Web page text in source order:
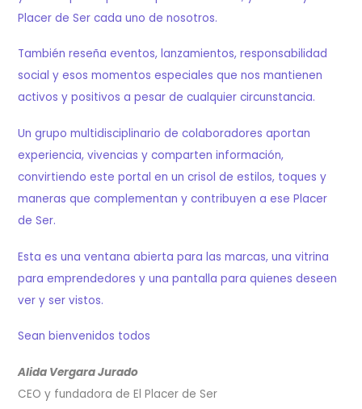
Placer de Ser cada uno de nosotros.
También reseña eventos, lanzamientos, responsabilidad
social y esos momentos especiales que nos mantienen
activos y positivos a pesar de cualquier circunstancia.
Un grupo multidisciplinario de colaboradores aportan
experiencia, vivencias y comparten información,
convirtiendo este portal en un crisol de estilos, toques y
maneras que complementan y contribuyen a ese Placer
de Ser.
Esta es una ventana abierta para las marcas, una vitrina
para emprendedores y una pantalla para quienes deseen
ver y ser vistos.
Sean bienvenidos todos
Alida Vergara Jurado
CEO y fundadora de El Placer de Ser